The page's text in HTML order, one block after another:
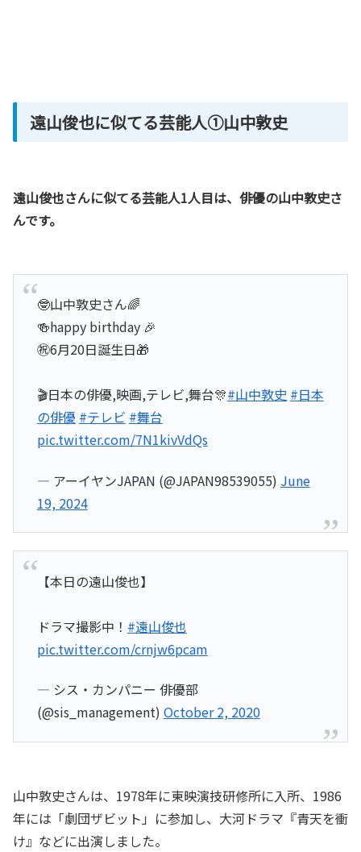
遠山俊也に似てる芸能人①山中敦史
遠山俊也さんに似てる芸能人1人目は、俳優の山中敦史さ
んです。
🤓山中敦史さん🌈
🍻happy birthday 🎉
㊗️6月20日誕生日🎁
🎬日本の俳優,映画,テレビ,舞台🎊#山中敦史 #日本
の俳優 #テレビ #舞台
pic.twitter.com/7N1kivVdQs
— アーイヤンJAPAN (@JAPAN98539055) June
19, 2024
【本日の遠山俊也】
ドラマ撮影中！ #遠山俊也
pic.twitter.com/crnjw6pcam
— シス・カンパニー 俳優部
(@sis_management) October 2, 2020
山中敦史さんは、1978年に東映演技研修所に入所、1986
年には「劇団ザビット」に参加し、大河ドラマ『青天を衝
け』などに出演しました。